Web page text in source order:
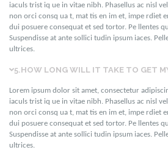
iaculs trist iq ue in vitae nibh. Phasellus ac nisl
non orci consq ua t, mat tis en im et, impe rdiet
dui posuere consequat et sed tortor. Pe llentes
Suspendisse at ante sollici tudin ipsum iaces.
ultrices.
5.HOW LONG WILL IT TAKE TO GET
Lorem ipsum dolor sit amet, consectetur
iaculs trist iq ue in vitae nibh. Phasellus ac nisl
non orci consq ua t, mat tis en im et, impe rdiet
dui posuere consequat et sed tortor. Pe llentes
Suspendisse at ante sollici tudin ipsum iaces.
ultrices.